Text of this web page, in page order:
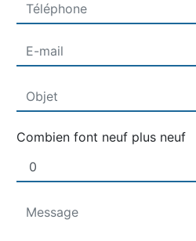
Combien font neuf plus neuf